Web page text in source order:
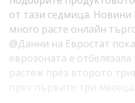
от тази седмица.
много расте онлайн
@Данни на Евростат
еврозоната е
растеж през второто
през първите три месеца…